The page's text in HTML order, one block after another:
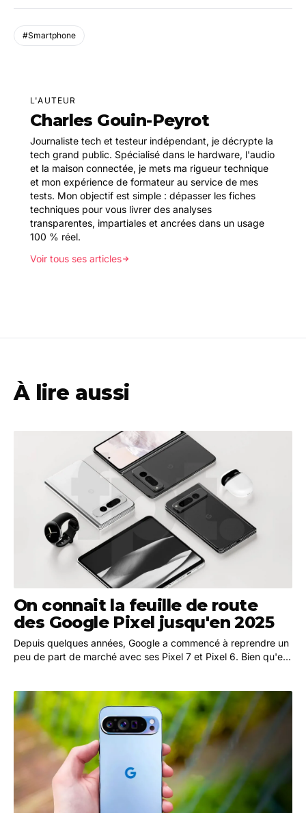
#Smartphone
L'AUTEUR
Charles Gouin-Peyrot
Journaliste tech et testeur indépendant, je décrypte la
tech grand public. Spécialisé dans le hardware, l'audio
et la maison connectée, je mets ma rigueur technique
et mon expérience de formateur au service de mes
tests. Mon objectif est simple : dépasser les fiches
techniques pour vous livrer des analyses
transparentes, impartiales et ancrées dans un usage
100 % réel.
Voir tous ses articles
À lire aussi
On connait la feuille de route
des Google Pixel jusqu'en 2025
Depuis quelques années, Google a commencé à reprendre un
peu de part de marché avec ses Pixel 7 et Pixel 6. Bien qu'elle